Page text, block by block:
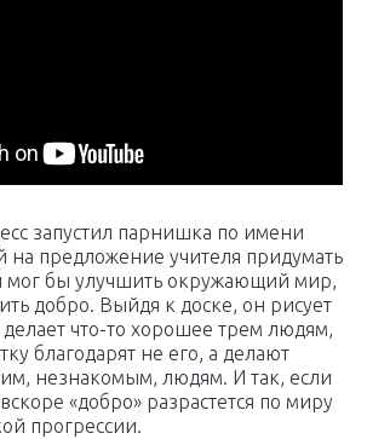
запустил парнишка по имени
на предложение учителя придумать
мог бы улучшить окружающий мир,
добро. Выйдя к доске, он рисует
что-то хорошее трем людям,
благодарят не его, а делают
незнакомым, людям. И так, если
«добро» разрастется по миру
прогрессии.